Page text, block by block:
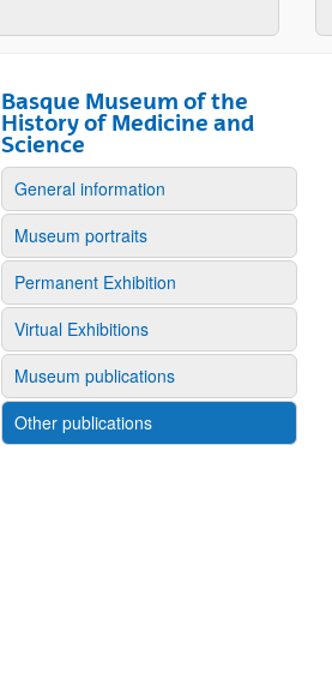
Basque Museum of the
History of Medicine and
Science
General information
Museum portraits
Permanent Exhibition
Virtual Exhibitions
Museum publications
Other publications